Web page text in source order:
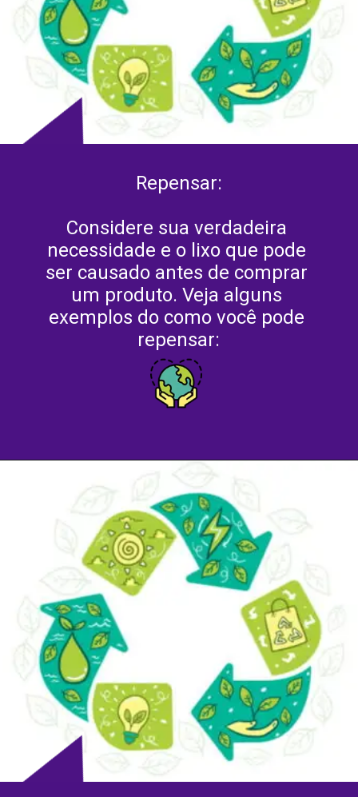
Repensar:
Considere sua verdadeira
necessidade e o lixo que pode
ser causado antes de comprar
um produto. Veja alguns
exemplos do como você pode
repensar: